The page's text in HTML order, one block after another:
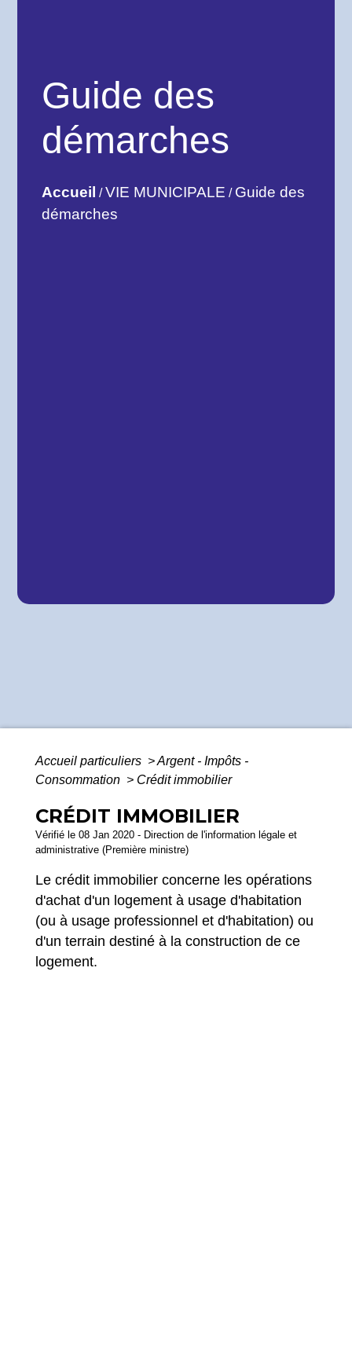
Guide des
démarches
Accueil /VIE MUNICIPALE / Guide des
démarches
Accueil particuliers >Argent - Impôts -
Consommation > Crédit immobilier
CRÉDIT IMMOBILIER
Vérifié le 08 Jan 2020 - Direction de l'information légale et
administrative (Première ministre)
Le crédit immobilier concerne les opérations
d'achat d'un logement à usage d'habitation
(ou à usage professionnel et d'habitation) ou
d'un terrain destiné à la construction de ce
logement.